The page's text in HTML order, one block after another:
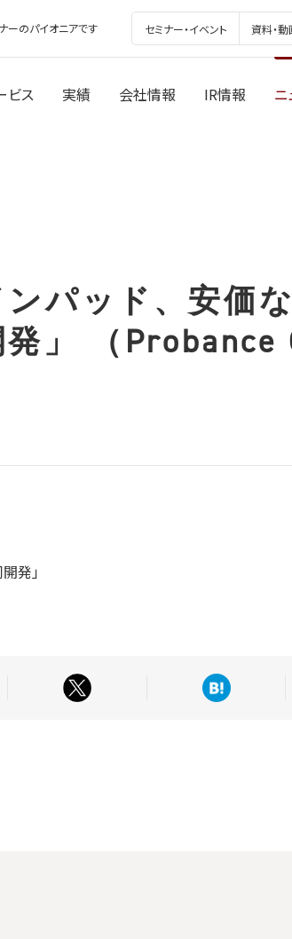
ーのパイオニアです セミナー・イベント 資料・
ビス 実績 会社情報 IR情報 ニ
パッド、安価
」 （Probance
発」